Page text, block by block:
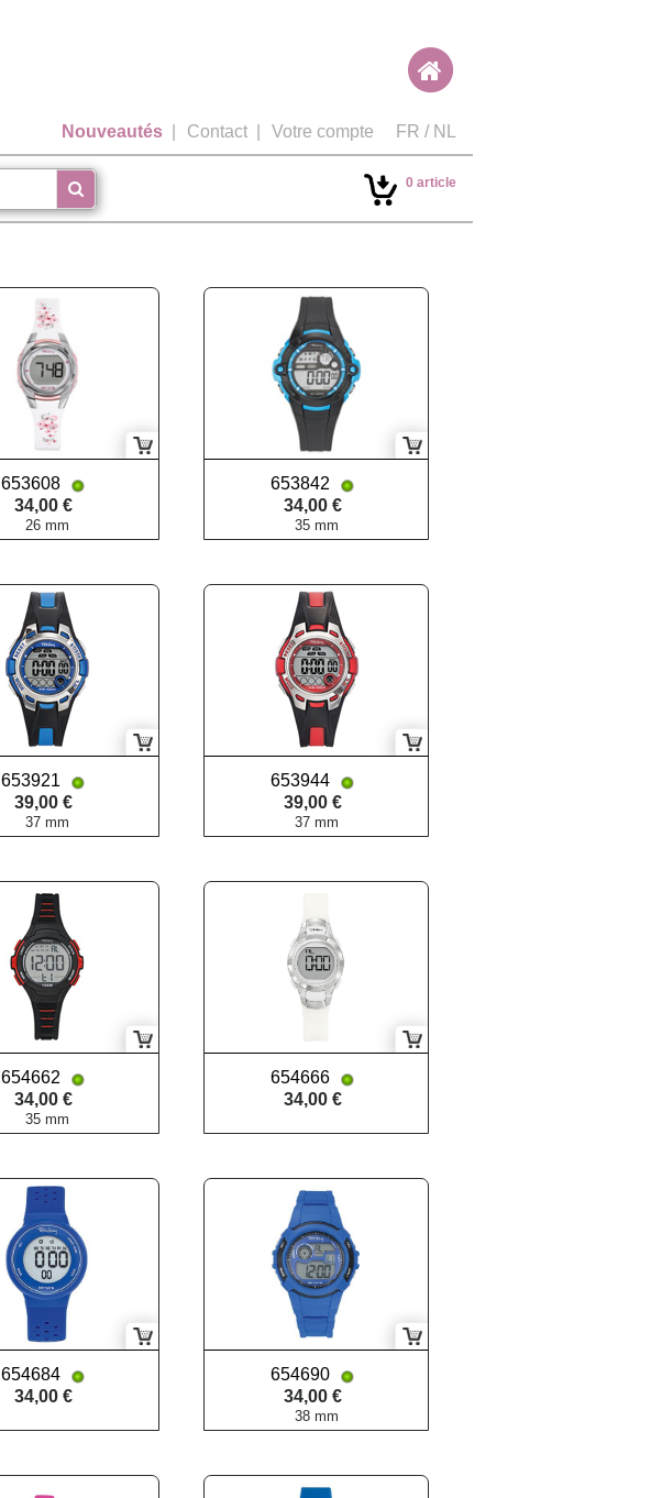
Nouveautés Contact Votre compte FR / NL
0 article
653608
34,00 €
26 mm
653842
34,00 €
35 mm
653921
39,00 €
37 mm
653944
39,00 €
37 mm
654662
34,00 €
35 mm
654666
34,00 €
654684
34,00 €
654690
34,00 €
38 mm